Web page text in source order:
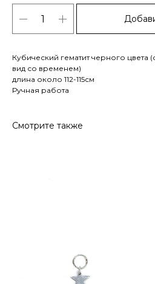
Кубический гематит черного цвета
вид со временем)
длина около 112-115см
Ручная работа
Смотрите также